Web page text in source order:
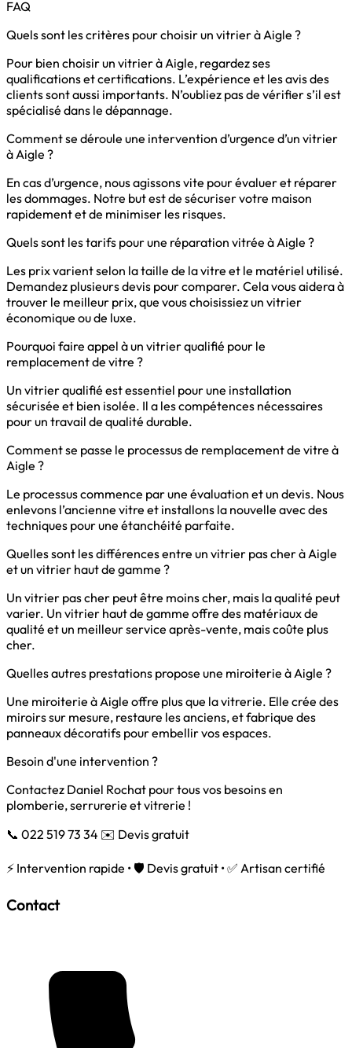
FAQ
Quels sont les critères pour choisir un vitrier à Aigle ?
Pour bien choisir un vitrier à Aigle, regardez ses
qualifications et certifications. L’expérience et les avis des
clients sont aussi importants. N’oubliez pas de vérifier s’il est
spécialisé dans le dépannage.
Comment se déroule une intervention d’urgence d’un vitrier
à Aigle ?
En cas d’urgence, nous agissons vite pour évaluer et réparer
les dommages. Notre but est de sécuriser votre maison
rapidement et de minimiser les risques.
Quels sont les tarifs pour une réparation vitrée à Aigle ?
Les prix varient selon la taille de la vitre et le matériel utilisé.
Demandez plusieurs devis pour comparer. Cela vous aidera à
trouver le meilleur prix, que vous choisissiez un vitrier
économique ou de luxe.
Pourquoi faire appel à un vitrier qualifié pour le
remplacement de vitre ?
Un vitrier qualifié est essentiel pour une installation
sécurisée et bien isolée. Il a les compétences nécessaires
pour un travail de qualité durable.
Comment se passe le processus de remplacement de vitre à
Aigle ?
Le processus commence par une évaluation et un devis. Nous
enlevons l’ancienne vitre et installons la nouvelle avec des
techniques pour une étanchéité parfaite.
Quelles sont les différences entre un vitrier pas cher à Aigle
et un vitrier haut de gamme ?
Un vitrier pas cher peut être moins cher, mais la qualité peut
varier. Un vitrier haut de gamme offre des matériaux de
qualité et un meilleur service après-vente, mais coûte plus
cher.
Quelles autres prestations propose une miroiterie à Aigle ?
Une miroiterie à Aigle offre plus que la vitrerie. Elle crée des
miroirs sur mesure, restaure les anciens, et fabrique des
panneaux décoratifs pour embellir vos espaces.
Besoin d'une intervention ?
Contactez Daniel Rochat pour tous vos besoins en
plomberie, serrurerie et vitrerie !
📞 022 519 73 34 ✉️ Devis gratuit
⚡ Intervention rapide • 🛡️ Devis gratuit • ✅ Artisan certifié
Contact